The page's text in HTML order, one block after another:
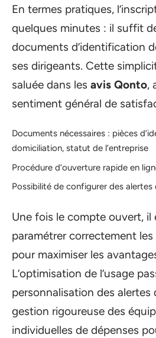
En termes pratiques,
quelques minutes : il suffit
documents d’identification
ses dirigeants. Cette
saluée dans les avis Qonto,
sentiment général de
Documents nécessaires : pièces
domiciliation, statut de l’entreprise
Procédure d’ouverture rapide en
Possibilité de configurer des
Une fois le compte ouvert, il
paramétrer correctement
pour maximiser les
L’optimisation de l’usage
personnalisation des
gestion rigoureuse des
individuelles de dépenses